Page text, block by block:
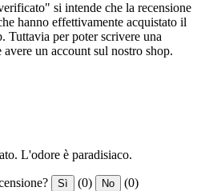
si intende che la recensione
hanno effettivamente acquistato il
Tuttavia per poter scrivere una
un account sul nostro shop.
L'odore è paradisiaco.
Sì (0) No (0)